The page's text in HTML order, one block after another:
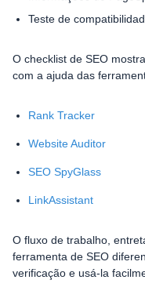
Teste de
O checklist de SEO
com a ajuda das
Rank Tracker
Website Auditor
SEO SpyGlass
LinkAssistant
O fluxo de trabalho,
ferramenta de SEO
verificação e usá-la